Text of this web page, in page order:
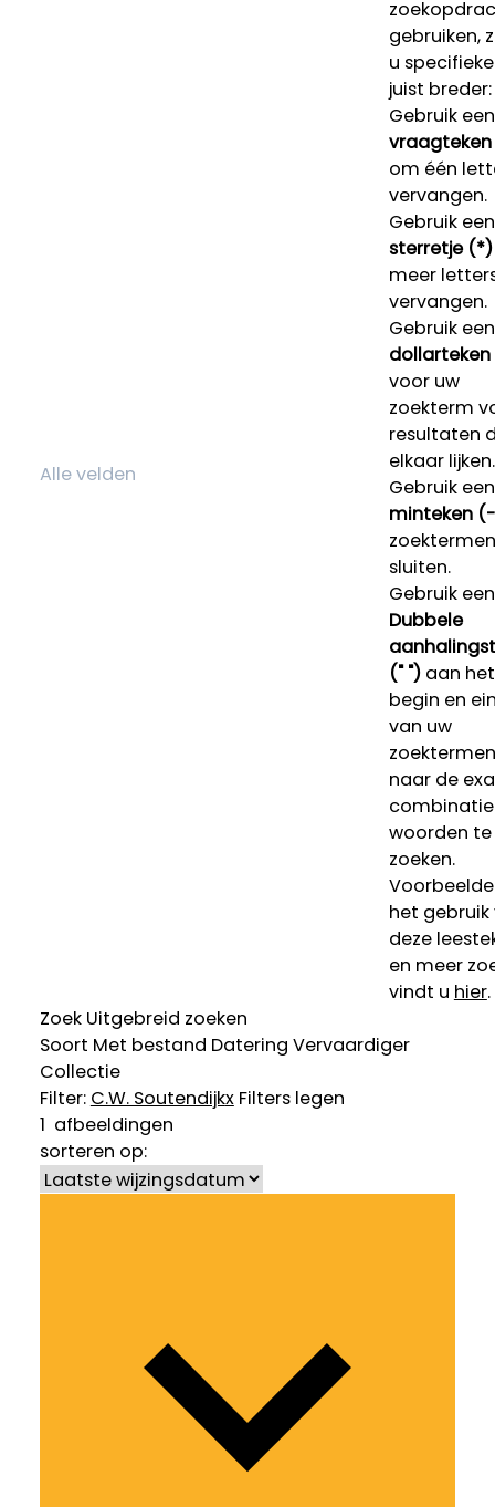
gebruiken,
u
juist breder:
Gebruik een
om één
vervangen.
Gebruik een
sterretje (*)
meer
vervangen.
Gebruik een
voor uw
zoekterm
resultaten
elkaar lijken.
Gebruik een
minteken
sluiten.
Gebruik een
Dubbele
(" ")aan het
begin en
van uw
naar de
woorden te
zoeken.
het gebruik
deze
en meer
vindt u hier.
Zoek Uitgebreid zoeken
Soort Met bestand Datering Vervaardiger
Collectie
Filter: C.W. Soutendijkx Filters legen
1 afbeeldingen
sorteren op: